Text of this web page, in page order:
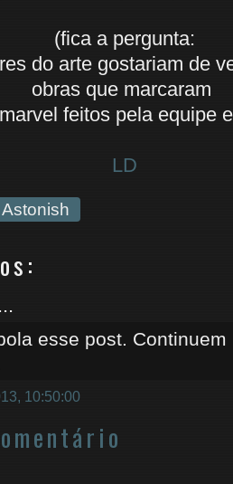
(fica a pergunta:
do arte gostariam de
obras que marcaram
feitos pela equipe
LD
esse post.
10:50:00